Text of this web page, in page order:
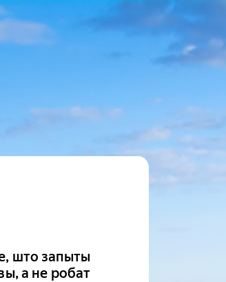
што запыты
а не робат